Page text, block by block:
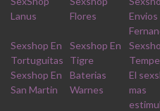
Lanus
Flores
Envios
Sexshop En
Tortuguitas
Sexshop En
Tigre
Sexshop En
San Martin
Baterias
Warnes
El
mas